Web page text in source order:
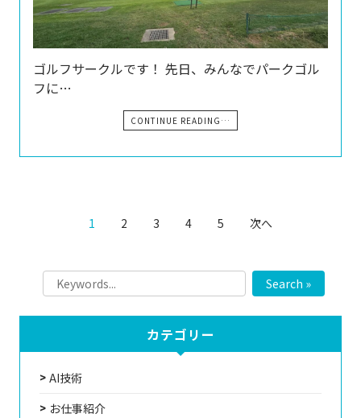
ゴルフサークルです！ 先日、みんなでパークゴル
フに…
CONTINUE READING…
1 2 3 4 5 次へ
Search »
カテゴリー
AI技術
お仕事紹介